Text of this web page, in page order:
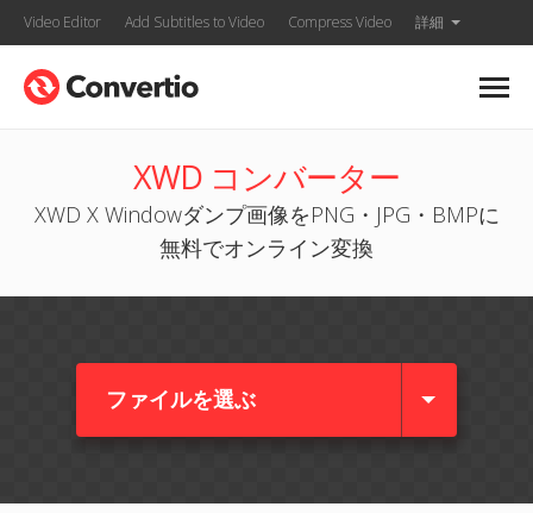
Video Editor Add Subtitles to Video Compress Video 詳細
XWD コンバーター
XWD X Windowダンプ画像をPNG・JPG・BMPに
無料でオンライン変換
ファイルを選ぶ